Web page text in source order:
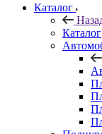
Каталог
Каталог